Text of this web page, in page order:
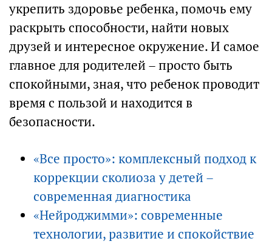
укрепить здоровье ребенка, помочь ему
раскрыть способности, найти новых
друзей и интересное окружение. И самое
главное для родителей – просто быть
спокойными, зная, что ребенок проводит
время с пользой и находится в
безопасности.
«Все просто»: комплексный подход к
коррекции сколиоза у детей –
современная диагностика
«Нейроджимми»: современные
технологии, развитие и спокойствие